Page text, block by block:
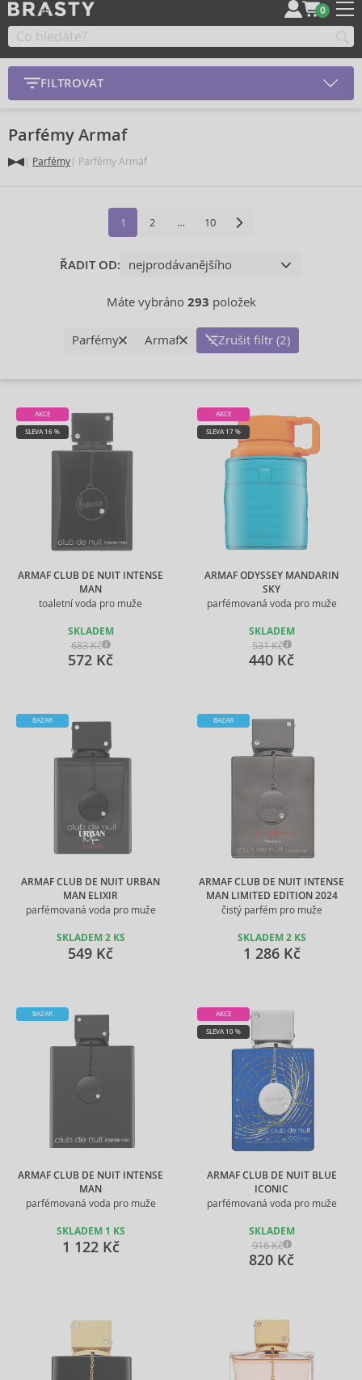
0
FILTROVAT
Parfémy Armaf
Parfémy Parfémy Armaf
1 2 … 10
ŘADIT OD:
Máte vybráno 293 položek
Parfémy Armaf Zrušit filtr (2)
ARMAF CLUB DE NUIT INTENSE
MAN
toaletní voda pro muže
AKCE
SLEVA 16 %
SKLADEM
683 Kč
572 Kč
ARMAF ODYSSEY MANDARIN
SKY
parfémovaná voda pro muže
AKCE
SLEVA 17 %
SKLADEM
531 Kč
440 Kč
ARMAF CLUB DE NUIT URBAN
MAN ELIXIR
parfémovaná voda pro muže
BAZAR
SKLADEM 2 KS
549 Kč
ARMAF CLUB DE NUIT INTENSE
MAN LIMITED EDITION 2024
čistý parfém pro muže
BAZAR
SKLADEM 2 KS
1 286 Kč
ARMAF CLUB DE NUIT INTENSE
MAN
parfémovaná voda pro muže
BAZAR
SKLADEM 1 KS
1 122 Kč
ARMAF CLUB DE NUIT BLUE
ICONIC
parfémovaná voda pro muže
AKCE
SLEVA 10 %
SKLADEM
916 Kč
820 Kč